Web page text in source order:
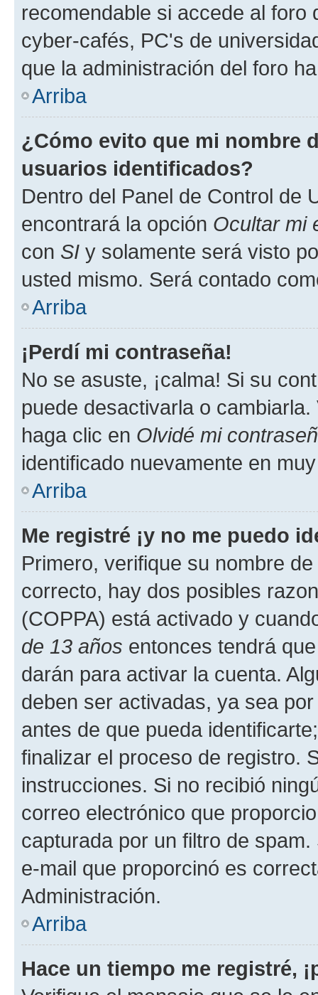
recomendable si accede al foro
cyber-cafés, PC's de
que la administración del foro
Arriba
¿Cómo evito que mi nombre
usuarios identificados?
Dentro del Panel de Control de
encontrará la opción Ocultar mi
con SI y solamente será visto
usted mismo. Será contado
Arriba
¡Perdí mi contraseña!
No se asuste, ¡calma! Si su
puede desactivarla o
haga clic en Olvidé mi
identificado nuevamente en
Arriba
Me registré ¡y no me puedo
Primero, verifique su nombre
correcto, hay dos posibles
(COPPA) está activado y
de 13 años entonces tendrá
darán para activar la cuenta.
deben ser activadas, ya sea
antes de que pueda
finalizar el proceso de registro.
instrucciones. Si no recibió
correo electrónico que
capturada por un filtro de
e-mail que proporcinó es
Administración.
Arriba
Hace un tiempo me registré,